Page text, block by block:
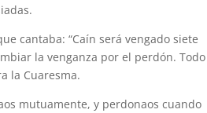
cantaba: “Caín será vengado siete
la venganza por el perdón.
la Cuaresma.
mutuamente, y perdonaos cuando